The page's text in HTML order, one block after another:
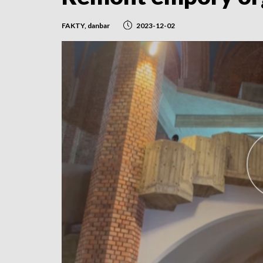
FAKTY, danbar 2023-12-02